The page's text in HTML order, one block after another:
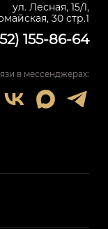
ул. Лесная, 15/1,
30 стр.1
155-86-64
в мессенджерах: